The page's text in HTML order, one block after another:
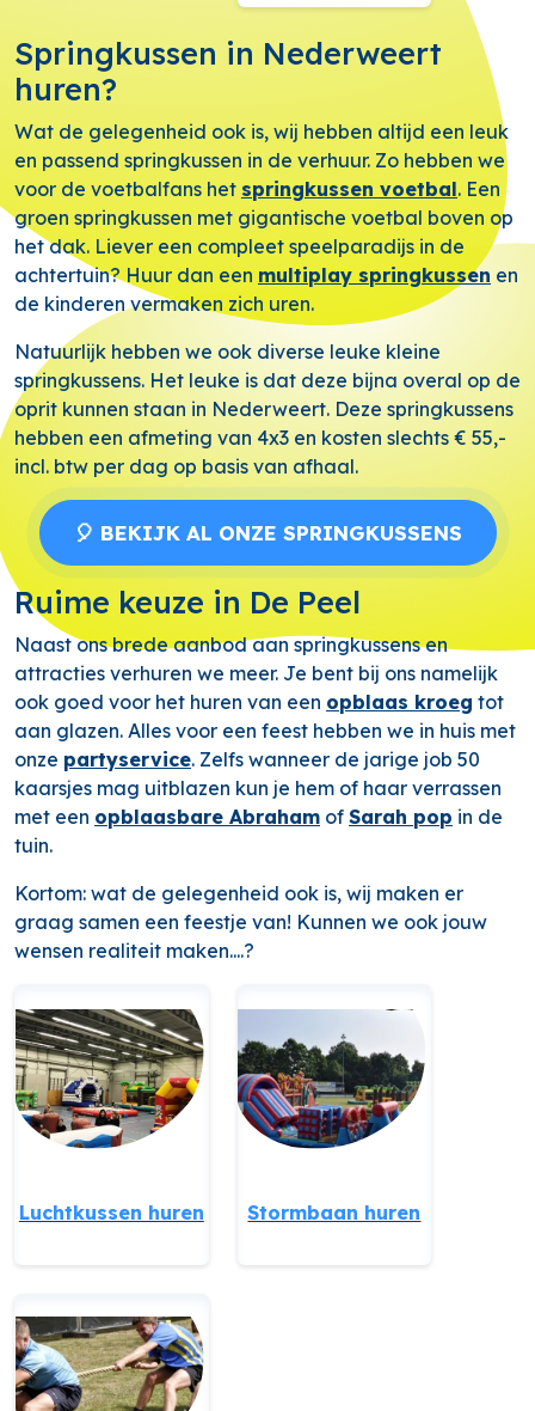
Springkussen in Nederweert
huren?
Wat de gelegenheid ook is, wij hebben altijd een leuk
en passend springkussen in de verhuur. Zo hebben we
voor de voetbalfans het springkussen voetbal. Een
groen springkussen met gigantische voetbal boven op
het dak. Liever een compleet speelparadijs in de
achtertuin? Huur dan een multiplay springkussen en
de kinderen vermaken zich uren.
Natuurlijk hebben we ook diverse leuke kleine
springkussens. Het leuke is dat deze bijna overal op de
oprit kunnen staan in Nederweert. Deze springkussens
hebben een afmeting van 4x3 en kosten slechts € 55,-
incl. btw per dag op basis van afhaal.
🎈 BEKIJK AL ONZE SPRINGKUSSENS
Ruime keuze in De Peel
Naast ons brede aanbod aan springkussens en
attracties verhuren we meer. Je bent bij ons namelijk
ook goed voor het huren van een opblaas kroeg tot
aan glazen. Alles voor een feest hebben we in huis met
onze partyservice. Zelfs wanneer de jarige job 50
kaarsjes mag uitblazen kun je hem of haar verrassen
met een opblaasbare Abraham of Sarah pop in de
tuin.
Kortom: wat de gelegenheid ook is, wij maken er
graag samen een feestje van! Kunnen we ook jouw
wensen realiteit maken....?
Luchtkussen huren Stormbaan huren